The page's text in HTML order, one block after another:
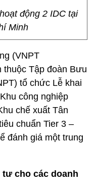
động 2 IDC tại
Minh
(VNPT
thuộc Tập đoàn Bưu
tổ chức Lễ khai
công nghiệp
chế xuất Tân
chuẩn Tier 3 –
đánh giá một trung
tư cho các doanh